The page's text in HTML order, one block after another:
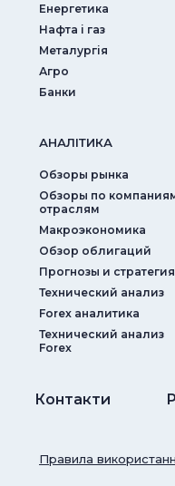
Енергетика
Нафта і газ
Металургія
Агро
Банки
АНАЛIТИКА
Обзоры рынка
Обзоры по
отраслям
Макроэкономика
Обзор облигаций
Прогнозы и стратегия
Технический анализ
Forex аналитика
Технический анализ
Forex
Контакти
Правила